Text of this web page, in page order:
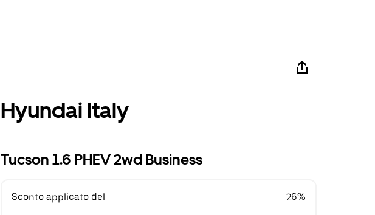
Hyundai Italy
Tucson 1.6 PHEV 2wd Business
Sconto applicato del 26%